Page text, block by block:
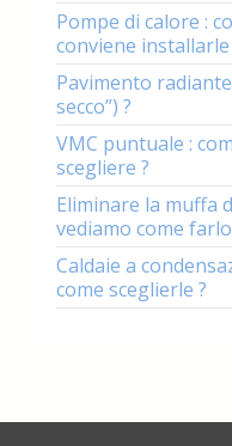
Pompe di calore :
conviene installarle
Pavimento
secco”) ?
VMC puntuale :
scegliere ?
Eliminare la muffa
vediamo come farlo
Caldaie a
come sceglierle ?